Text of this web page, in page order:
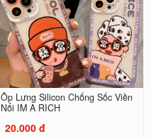
Ốp Lưng Silicon Chống Sốc Viền
Nổi IM A RICH
20.000 đ